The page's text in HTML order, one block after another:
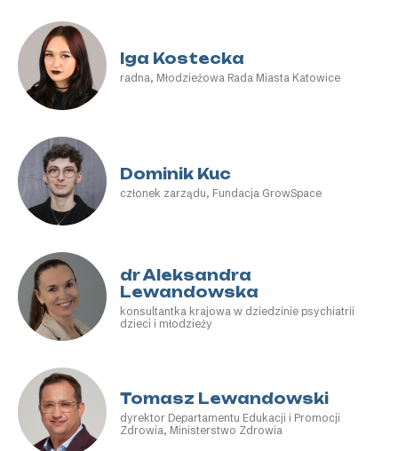
Iga Kostecka
radna, Młodzieżowa Rada Miasta Katowice
Dominik Kuc
członek zarządu, Fundacja GrowSpace
dr Aleksandra
Lewandowska
konsultantka krajowa w dziedzinie psychiatrii
dzieci i młodzieży
Tomasz Lewandowski
dyrektor Departamentu Edukacji i Promocji
Zdrowia, Ministerstwo Zdrowia